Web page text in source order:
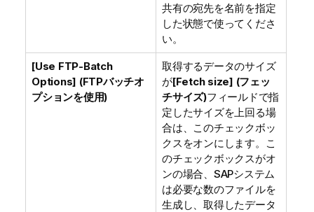
共有の宛先を名前を指定
した状態で使ってくださ
い。
[Use FTP-Batch
Options] (FTPバッチオ
プションを使用)
取得するデータのサイズ
が[Fetch size] (フェッ
チサイズ)フィールドで指
定したサイズを上回る場
合は、このチェックボッ
クスをオンにします。こ
のチェックボックスがオ
ンの場合、SAPシステム
は必要な数のファイルを
生成し、取得したデータ